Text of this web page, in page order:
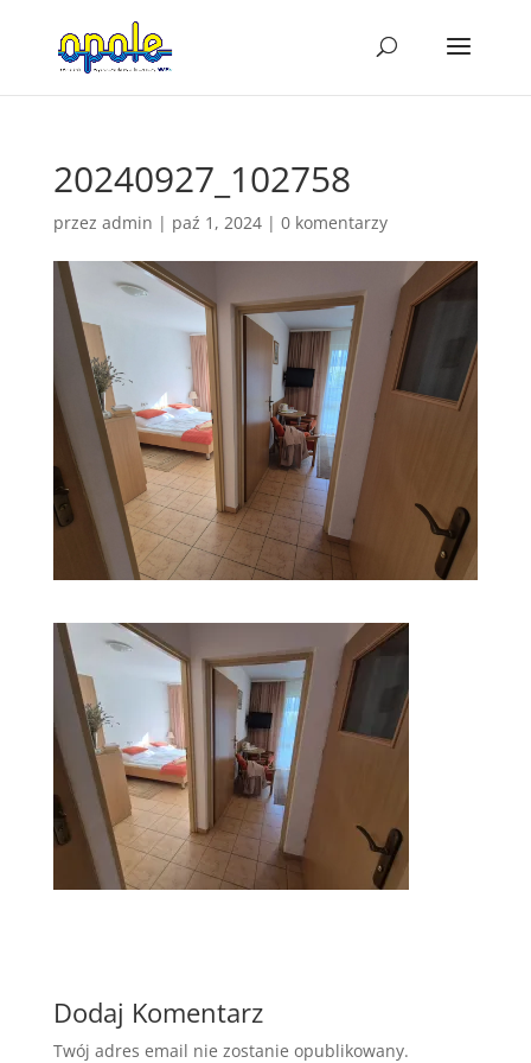
20240927_102758
przez admin | paź 1, 2024| 0 komentarzy
Dodaj Komentarz
Twój adres email nie zostanie opublikowany.